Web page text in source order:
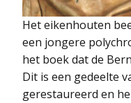
Het eikenhouten
een jongere
het boek dat de
Dit is een gedeelte
gerestaureerd en